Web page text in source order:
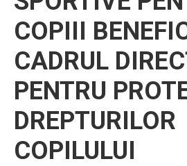
COPIII
CADRUL
PENTRU
DREPTURILOR
COPILULUI